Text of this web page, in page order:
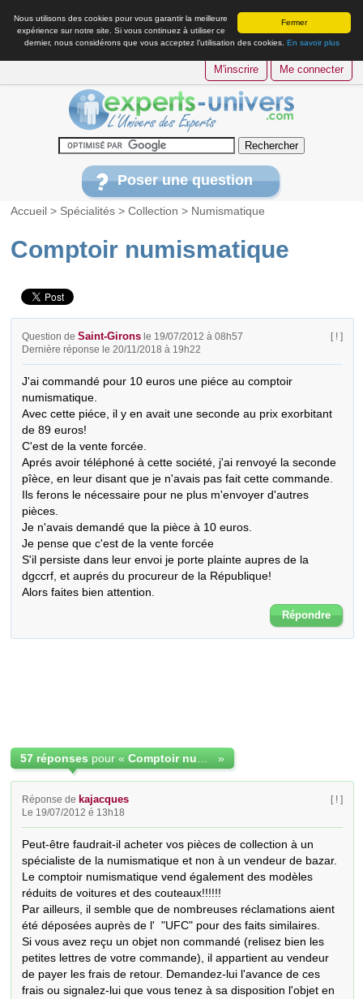
Fermer
Nous utilisons des cookies pour vous garantir la meilleure
expérience sur notre site. Si vous continuez à utiliser ce
dernier, nous considérons que vous acceptez l’utilisation des cookies. En savoir plus
M'inscrire Me connecter
Poser une question
Accueil > Spécialités >Collection > Numismatique
Comptoir numismatique
Question deSaint-Girons le 19/07/2012 à 08h57
Dernière réponse le 20/11/2018 à 19h22
[ ! ]
J'ai commandé pour 10 euros une piéce au comptoir
numismatique.
Avec cette piéce, il y en avait une seconde au prix exorbitant
de 89 euros!
C'est de la vente forcée.
Aprés avoir téléphoné à cette société, j'ai renvoyé la seconde
pîèce, en leur disant que je n'avais pas fait cette commande.
Ils ferons le nécessaire pour ne plus m'envoyer d'autres
pièces.
Je n'avais demandé que la pièce à 10 euros.
Je pense que c'est de la vente forcée
S'il persiste dans leur envoi je porte plainte aupres de la
dgccrf, et auprés du procureur de la République!
Alors faites bien attention.
Répondre
57 réponses pour « »
Réponse de kajacques
Le 19/07/2012 é 13h18
[ ! ]
Peut-être faudrait-il acheter vos pièces de collection à un
spécialiste de la numismatique et non à un vendeur de bazar.
Le comptoir numismatique vend également des modèles
réduits de voitures et des couteaux!!!!!!
Par ailleurs, il semble que de nombreuses réclamations aient
été déposées auprès de l'  "UFC" pour des faits similaires.
Si vous avez reçu un objet non commandé (relisez bien les
petites lettres de votre commande), il appartient au vendeur
de payer les frais de retour. Demandez-lui l'avance de ces
frais ou signalez-lui que vous tenez à sa disposition l'objet en